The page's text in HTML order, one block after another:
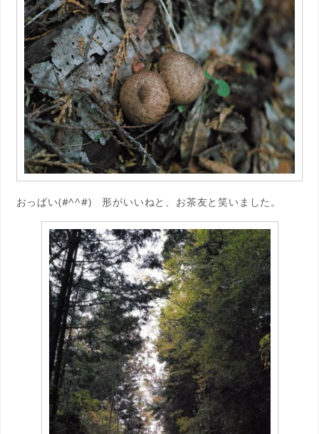
おっぱい(#^^#) 形がいいねと、お茶友と笑いました。